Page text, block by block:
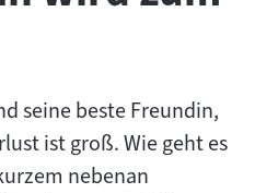
seine beste Freundin,
ist groß. Wie geht es
nebenan